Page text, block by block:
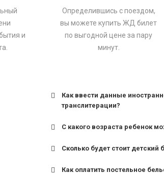
и
Определившись с поездом,
вы можете купить ЖД билет
по выгодной цене за пару
минут.
Как ввести данные
транслитерации?
С какого возраста ребенок
для поездов дальнего
Сколько будет стоит детский
Как оплатить постельное